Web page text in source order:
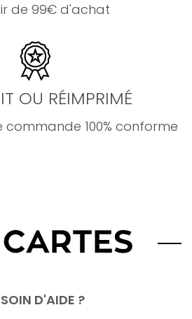
de 99€ d'achat
OU RÉIMPRIMÉ
100% conforme
D'AIDE ?